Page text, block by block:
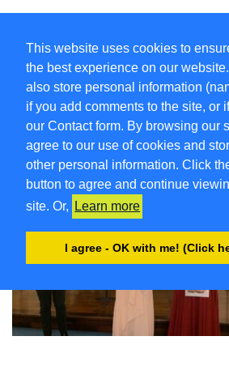
This website uses cookies to
the best experience on our
also store personal information
if you add comments to the site, or
our Contact form. By browsing our
agree to our use of cookies and
other personal information. Click
button to agree and continue
site. Or,
Learn more
I agree - OK with me! (Click
#Cultura #Turismo #Eventi #Territorio-
IMG_9964